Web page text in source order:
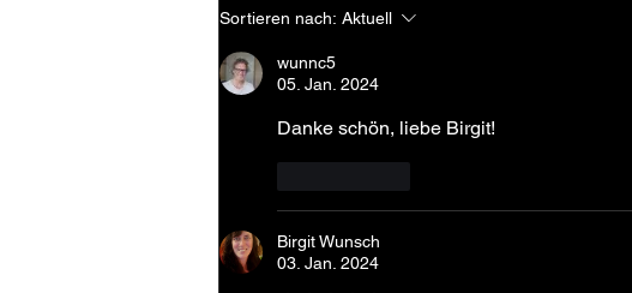
Sortieren nach: Aktuell
wunnc5
05. Jan. 2024
Danke schön, liebe Birgit!
Birgit Wunsch
03. Jan. 2024